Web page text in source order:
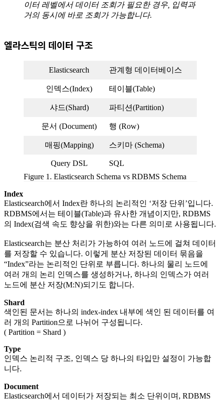
이터 레벨에서 데이터 조회가 필요한 경우, 입력과
거의 동시에 바로 조회가 가능합니다.
엘라스틱의 데이터 구조
Elasticsearch 관계형 데이터베이스
인덱스(Index) 테이블(Table)
샤드(Shard) 파티션(Partition)
문서 (Document) 행 (Row)
매핑(Mapping) 스키마 (Schema)
Query DSL
SQL
Figure 1. Elasticsearch Schema vs RDBMS Schema
Index
Elasticsearch에서 Index란 하나의 논리적인 ‘저장 단위’입니다.
RDBMS에서는 테이블(Table)과 유사한 개념이지만, RDBMS
의 Index(검색 속도 향상을 위한)와는 다른 의미로 사용됩니다.
Elasticsearch는 분산 처리가 가능하여 여러 노드에 걸쳐 데이터
를 저장할 수 있습니다. 이렇게 분산 저장된 데이터 묶음을
“Index”라는 논리적인 단위로 부릅니다. 하나의 물리 노드에
여러 개의 논리 인덱스를 생성하거나, 하나의 인덱스가 여러
노드에 분산 저장(M:N)되기도 합니다.
Shard
색인된 문서는 하나의 index-index 내부에 색인 된 데이터를 여
러 개의 Partition으로 나뉘어 구성됩니다.
( Partition = Shard )
Type
인덱스 논리적 구조, 인덱스 당 하나의 타입만 설정이 가능합
니다.
Document
Elasticsearch에서 데이터가 저장되는 최소 단위이며, RDBMS